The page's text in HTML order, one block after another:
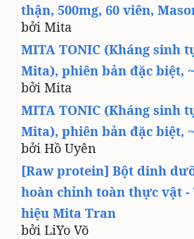
thận, 500mg, 60 viên,
bởi Mita
MITA TONIC (Kháng sinh
Mita), phiên bản đặc biệt,
bởi Mita
MITA TONIC (Kháng sinh
Mita), phiên bản đặc biệt,
bởi Hồ Uyên
[Raw protein] Bột dinh
hoàn chỉnh toàn thực vật
hiệu Mita Tran
bởi LiYo Võ